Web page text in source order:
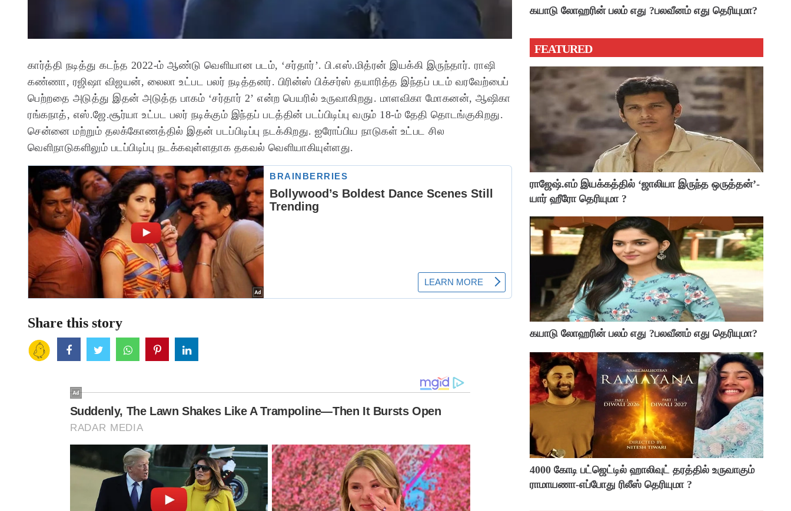
கார்த்தி நடித்து கடந்த 2022-ம் ஆண்டு வெளியான படம், ‘சர்தார்’. பி.எஸ்.மித்ரன் இயக்கி இருந்தார். ராஷி
கண்ணா, ரஜிஷா விஜயன், லைலா உட்பட பலர் நடித்தனர். பிரின்ஸ் பிக்சர்ஸ் தயாரித்த இந்தப் படம் வரவேற்பைப்
பெற்றதை அடுத்து இதன் அடுத்த பாகம் ‘சர்தார் 2’ என்ற பெயரில் உருவாகிறது. மாளவிகா மோகனன், ஆஷிகா
ரங்கநாத், எஸ்.ஜே.சூர்யா உட்பட பலர் நடிக்கும் இந்தப் படத்தின் படப்பிடிப்பு வரும் 18-ம் தேதி தொடங்குகிறது.
சென்னை மற்றும் தலக்கோணத்தில் இதன் படப்பிடிப்பு நடக்கிறது. ஐரோப்பிய நாடுகள் உட்பட சில
வெளிநாடுகளிலும் படப்பிடிப்பு நடக்கவுள்ளதாக தகவல் வெளியாகியுள்ளது.
Share this story
கயாடு லோஹரின் பலம் எது ?பலவீனம் எது தெரியுமா?
FEATURED
ராஜேஷ்.எம் இயக்கத்தில் ‘ஜாலியா இருந்த ஒருத்தன்’-
யார் ஹீரோ தெரியுமா ?
கயாடு லோஹரின் பலம் எது ?பலவீனம் எது தெரியுமா?
4000 கோடி பட்ஜெட்டில் ஹாலிவுட் தரத்தில் உருவாகும்
ராமாயணா-எப்போது ரிலீஸ் தெரியுமா ?